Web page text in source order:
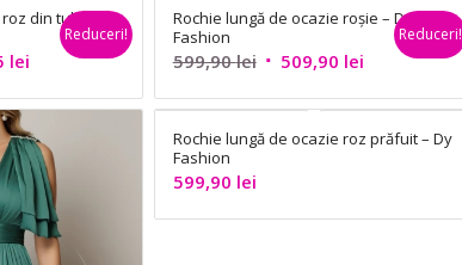
din tul
leiPrețul
este:
486,75 lei.
Reduceri!
Rochie lungă de ocazie roșie – Dy
Fashion
599,90lei Prețul
a
fost:
509,90 leiPrețul
este:
509,90 lei.
Reduceri!
Rochie lungă de ocazie roz prăfuit – Dy
Fashion
599,90 lei